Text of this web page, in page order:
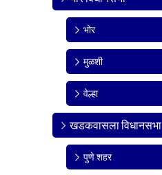
भोर
मुळशी
वेल्हा
खडकवासला विधानसभा
पुणे शहर